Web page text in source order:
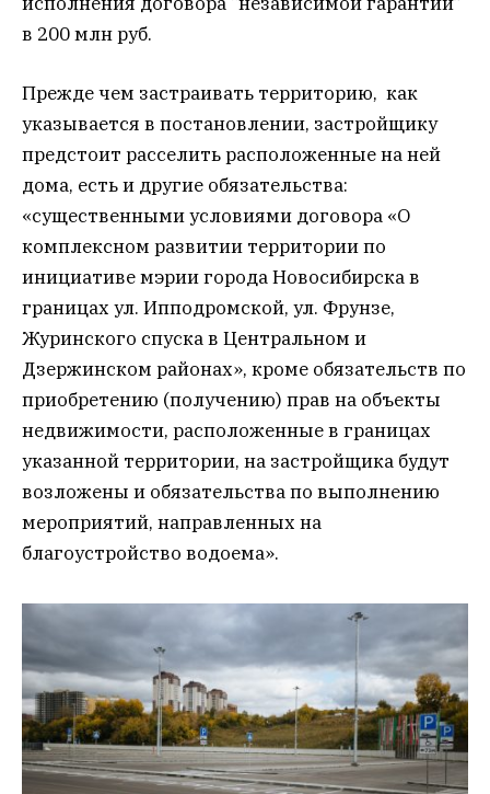
в 200 млн руб.
Прежде чем застраивать территорию, как
указывается в постановлении, застройщику
предстоит расселить расположенные на ней
дома, есть и другие обязательства:
«существенными условиями договора «О
комплексном развитии территории по
инициативе мэрии города Новосибирска в
границах ул. Ипподромской, ул. Фрунзе,
Журинского спуска в Центральном и
Дзержинском районах», кроме обязательств по
приобретению (получению) прав на объекты
недвижимости, расположенные в границах
указанной территории, на застройщика будут
возложены и обязательства по выполнению
мероприятий, направленных на
благоустройство водоема».